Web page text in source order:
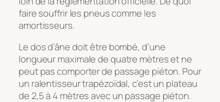
faire souffrir les pneus comme les
amortisseurs.
Le dos d’âne doit être bombé, d’une
longueur maximale de quatre mètres et ne
peut pas comporter de passage piéton. Pour
un ralentisseur trapézoïdal, c’est un plateau
de 2,5 à 4 mètres avec un passage piéton.